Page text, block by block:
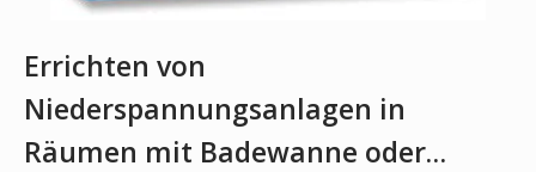
Errichten von
Niederspannungsanlagen in
Räumen mit Badewanne oder…